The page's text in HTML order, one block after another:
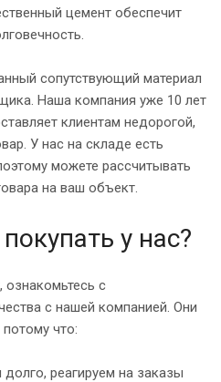
цемент обеспечит
сопутствующий материал
Наша компания уже 10 лет
клиентам недорогой,
У нас на складе есть
можете рассчитывать
на ваш объект.
у нас?
с
с нашей компанией. Они
что:
реагируем на заказы